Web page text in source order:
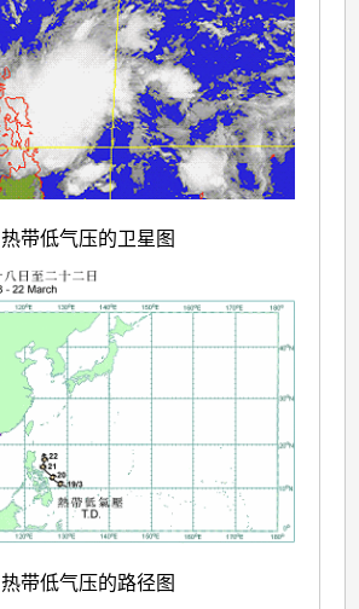
热带低气压的卫星图
热带低气压的路径图